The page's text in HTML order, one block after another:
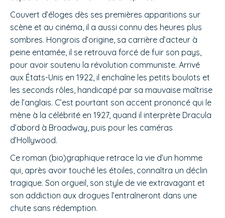
Couvert d’éloges dès ses premières apparitions sur
scène et au cinéma, il a aussi connu des heures plus
sombres. Hongrois d’origine, sa carrière d’acteur à
peine entamée, il se retrouva forcé de fuir son pays,
pour avoir soutenu la révolution communiste. Arrivé
aux États-Unis en 1922, il enchaîne les petits boulots et
les seconds rôles, handicapé par sa mauvaise maîtrise
de l’anglais. C’est pourtant son accent prononcé qui le
mène à la célébrité en 1927, quand il interprète Dracula
d’abord à Broadway, puis pour les caméras
d’Hollywood.
Ce roman (bio)graphique retrace la vie d’un homme
qui, après avoir touché les étoiles, connaîtra un déclin
tragique. Son orgueil, son style de vie extravagant et
son addiction aux drogues l’entraîneront dans une
chute sans rédemption.